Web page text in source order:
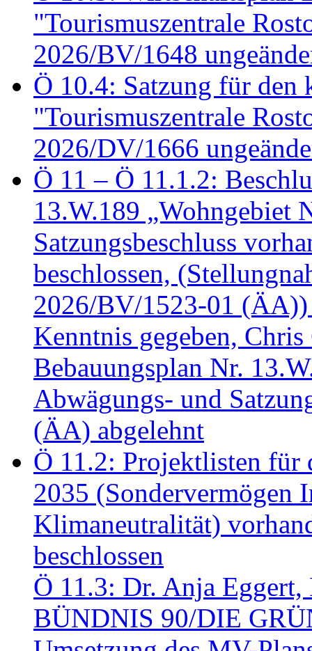
"Tourismuszentrale
2026/BV/1648
Ö 10.4: Satzung für den
"Tourismuszentrale
2026/DV/1666
Ö 11 – Ö 11.1.2:
13.W.189 „Wohngebiet
Satzungsbeschluss
beschlossen,
2026/BV/1523-01
Kenntnis gegeben,
Bebauungsplan Nr.
Abwägungs- und
(ÄA) abgelehnt
Ö 11.2: Projektlisten für
2035 (Sondervermögen
Klimaneutralität)
beschlossen
Ö 11.3: Dr. Anja
BÜNDNIS 90/DIE